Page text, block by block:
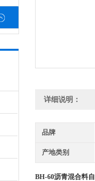
详细说明：
品牌
产地类别
BH-60沥青混合料